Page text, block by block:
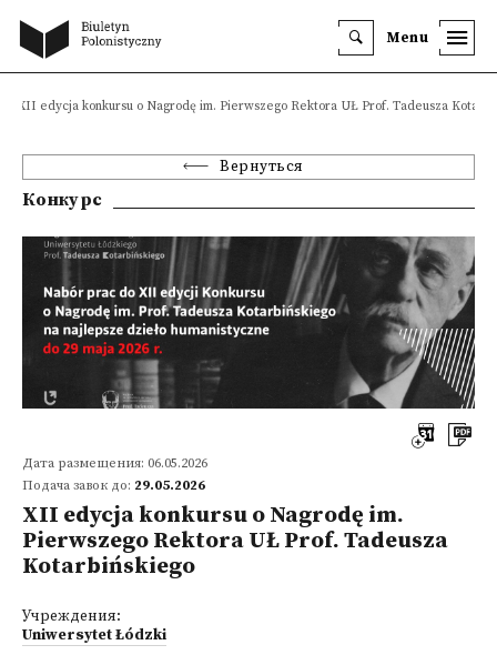
Menu
XII edycja konkursu o Nagrodę im. Pierwszego Rektora UŁ Prof. Tadeusza
Вернуться
Конкурс
Дата размещения: 06.05.2026
Подача завок до: 29.05.2026
XII edycja konkursu o Nagrodę im.
Pierwszego Rektora UŁ Prof. Tadeusza
Kotarbińskiego
Учреждения:
Uniwersytet Łódzki